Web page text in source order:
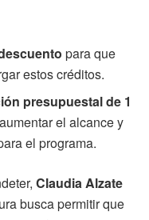
para que
estos créditos.
presupuestal de 1
el alcance y
el programa.
Claudia Alzate
busca permitir que